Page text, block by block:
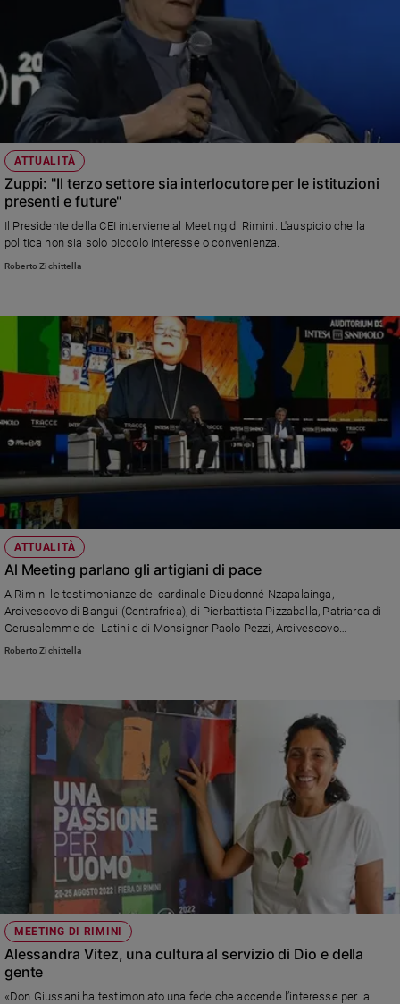
educazione
Genitori
figli
Nonni
Coppia
Scuola
giovani
Adolescenza
Vai
Riflessioni
Foto
Video
Podcast
Privacy
Policy
siamo
Contatti
Pubblicità
Registrati
Redazione
Social
ATTUALITÀ
Zuppi: "Il terzo settore sia interlocutore per le istituzioni
presenti e future"
Il Presidente della CEI interviene al Meeting di Rimini. L'auspicio che la
politica non sia solo piccolo interesse o convenienza.
Roberto Zichittella
ATTUALITÀ
Al Meeting parlano gli artigiani di pace
A Rimini le testimonianze del cardinale Dieudonné Nzapalainga,
Arcivescovo di Bangui (Centrafrica), di Pierbattista Pizzaballa, Patriarca di
Gerusalemme dei Latini e di Monsignor Paolo Pezzi, Arcivescovo
Metropolita della Madre di Dio a Mosca. Calorosi messaggi di Papa
Roberto Zichittella
MEETING DI RIMINI
Alessandra Vitez, una cultura al servizio di Dio e della
gente
«Don Giussani ha testimoniato una fede che accende l’interesse per la